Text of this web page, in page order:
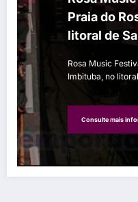
Praia do
litoral de
Rosa Music
Imbituba, no
Consulte mais